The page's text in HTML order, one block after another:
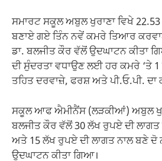
ਸਮਾਰਟ ਸਕੂਲ ਅਬੁਲ ਖੁਰਾਣਾ ਵਿਖੇ
ਬਣਾਏ ਗਏ ਤਿੰਨ ਨਵੇਂ ਕਮਰੇ ਤਿਆਰ
ਡਾ. ਬਲਜੀਤ ਕੌਰ ਵੱਲੋਂ ਉਦਘਾਟਨ ਕੀਤਾ
ਦੀ ਸੁੰਦਰਤਾ ਵਧਾਉਣ ਲਈ ਹਰ ਕਮਰੇ ‘ਤੇ
ਤਹਿਤ ਦਰਵਾਜ਼ੇ, ਫਰਸ਼ ਅਤੇ ਪੀ.ਓ.ਪੀ.
ਸਕੂਲ ਆਫ ਐਮੀਨੈਂਸ (ਲੜਕੀਆਂ) ਅਬੁਲ
ਬਲਜੀਤ ਕੌਰ ਵੱਲੋਂ 30 ਲੱਖ ਰੁਪਏ ਦੀ ਲਾਗਤ
ਅਤੇ 15 ਲੱਖ ਰੁਪਏ ਦੀ ਲਾਗਤ ਨਾਲ ਬਣੇ ਦੋ
ਉਦਘਾਟਨ ਕੀਤਾ ਗਿਆ।